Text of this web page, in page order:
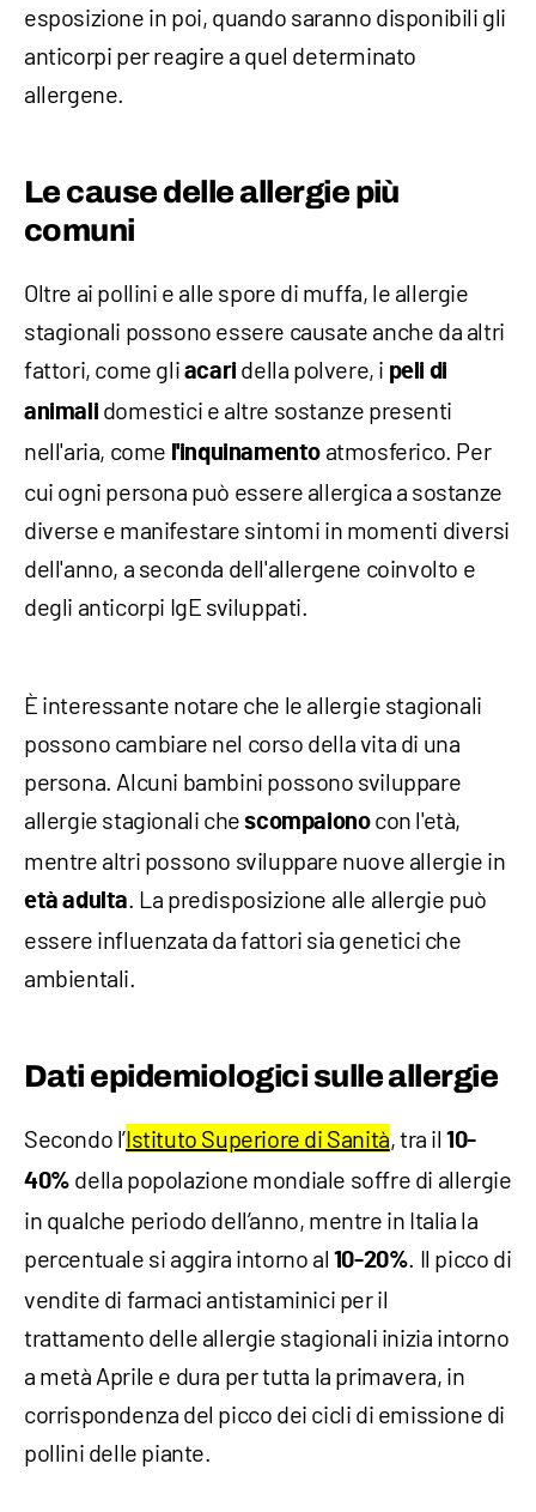
esposizione in poi, quando saranno disponibili gli
anticorpi per reagire a quel determinato
allergene.
Le cause delle allergie più
comuni
Oltre ai pollini e alle spore di muffa, le allergie
stagionali possono essere causate anche da altri
fattori, come gli acari della polvere, i peli di
animali domestici e altre sostanze presenti
nell'aria, come l'inquinamento atmosferico. Per
cui ogni persona può essere allergica a sostanze
diverse e manifestare sintomi in momenti diversi
dell'anno, a seconda dell'allergene coinvolto e
degli anticorpi IgE sviluppati.
È interessante notare che le allergie stagionali
possono cambiare nel corso della vita di una
persona. Alcuni bambini possono sviluppare
allergie stagionali chescompaionocon l'età,
mentre altri possono sviluppare nuove allergie in
età adulta . La predisposizione alle allergie può
essere influenzata da fattori sia genetici che
ambientali.
Dati epidemiologici sulle allergie
Secondo l’Istituto Superiore di Sanità, tra il10-
40% della popolazione mondiale soffre di allergie
in qualche periodo dell’anno, mentre in Italia la
percentuale si aggira intorno al 10-20% . Il picco di
vendite di farmaci antistaminici per il
trattamento delle allergie stagionali inizia intorno
a metà Aprile e dura per tutta la primavera, in
corrispondenza del picco dei cicli di emissione di
pollini delle piante.